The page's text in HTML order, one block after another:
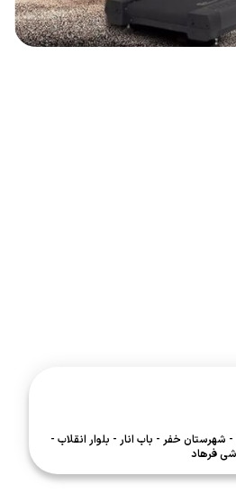
شهرستان خفر - باب انار - بلوار انقلاب -
فرهاد